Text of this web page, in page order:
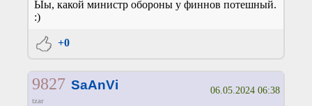
Ыы, какой министр обороны у финнов потешный.
:)
+0
9827 SaAnVi
tzar
06.05.2024 06:38